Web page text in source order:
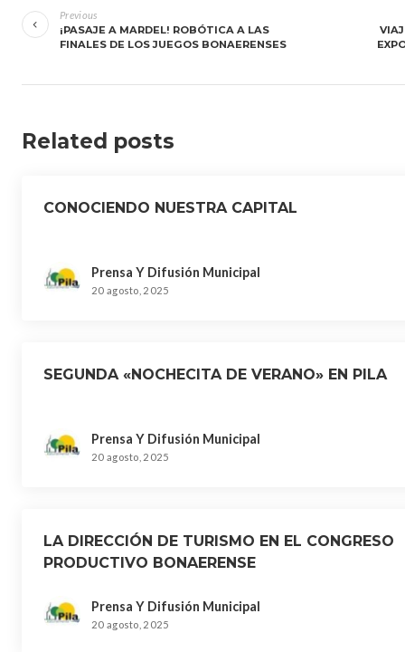
de
entradas
Previous
¡PASAJE A MARDEL! ROBÓTICA A LAS
FINALES DE LOS JUEGOS BONAERENSES
Related posts
CONOCIENDO NUESTRA CAPITAL
Prensa Y Difusión Municipal
20 agosto, 2025
SEGUNDA «NOCHECITA DE VERANO» EN PILA
Prensa Y Difusión Municipal
20 agosto, 2025
LA DIRECCIÓN DE TURISMO EN EL CONGRESO
PRODUCTIVO BONAERENSE
Prensa Y Difusión Municipal
20 agosto, 2025